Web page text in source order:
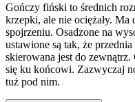
Gończy fiński to średnich
krzepki, ale nie ociężały.
spojrzeniu. Osadzone na
ustawione są tak, że
skierowana jest do
się ku końcowi. Zazwyczaj
tuż pod nim.